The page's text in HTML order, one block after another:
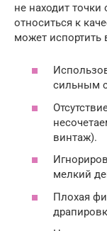
не находит
относиться к
может испортить
сильным
винтаж).
мелкий
Плохая